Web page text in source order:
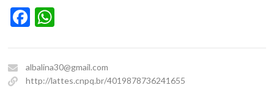
Facebook
albalina30@gmail.com
http://lattes.cnpq.br/4019878736241655